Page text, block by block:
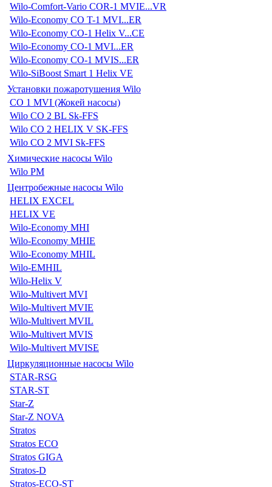
Wilo-Comfort-Vario COR-1 MVIE...VR
Wilo-Economy CO T-1 MVI...ER
Wilo-Economy CO-1 Helix V...CE
Wilo-Economy CO-1 MVI...ER
Wilo-Economy CO-1 MVIS...ER
Wilo-SiBoost Smart 1 Helix VE
Установки пожаротушения Wilo
CO 1 MVI (Жокей насосы)
Wilo CO 2 BL Sk-FFS
Wilo CO 2 HELIX V SK-FFS
Wilo CO 2 MVI Sk-FFS
Химические насосы Wilo
Wilo PM
Центробежные насосы Wilo
HELIX EXCEL
HELIX VE
Wilo-Economy MHI
Wilo-Economy MHIE
Wilo-Economy MHIL
Wilo-EMHIL
Wilo-Helix V
Wilo-Multivert MVI
Wilo-Multivert MVIE
Wilo-Multivert MVIL
Wilo-Multivert MVIS
Wilo-Multivert MVISE
Циркуляционные насосы Wilo
STAR-RSG
STAR-ST
Star-Z
Star-Z NOVA
Stratos
Stratos ECO
Stratos GIGA
Stratos-D
Stratos-ECO-ST